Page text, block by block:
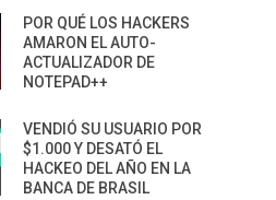
POR QUÉ LOS HACKERS
AMARON EL AUTO-
ACTUALIZADOR DE
NOTEPAD++
VENDIÓ SU USUARIO POR
$1.000 Y DESATÓ EL
HACKEO DEL AÑO EN LA
BANCA DE BRASIL